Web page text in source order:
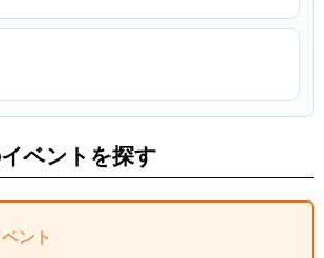
ベントを探す
ント